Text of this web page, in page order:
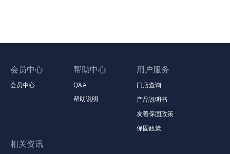
会员中心
会员中心
帮助中心
Q&A
帮助说明
用户服务
门店查询
产品说明书
友善保固政策
保固政策
相关资讯